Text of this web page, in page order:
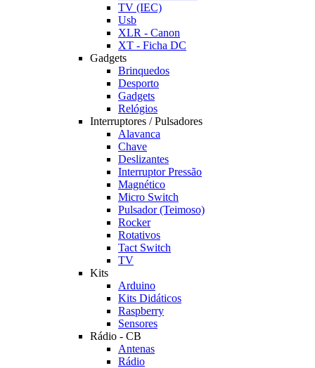
TV (IEC)
Usb
XLR - Canon
XT - Ficha DC
Gadgets
Brinquedos
Desporto
Gadgets
Relógios
Interruptores / Pulsadores
Alavanca
Chave
Deslizantes
Interruptor Pressão
Magnético
Micro Switch
Pulsador (Teimoso)
Rocker
Rotativos
Tact Switch
TV
Kits
Arduino
Kits Didáticos
Raspberry
Sensores
Rádio - CB
Antenas
Rádio